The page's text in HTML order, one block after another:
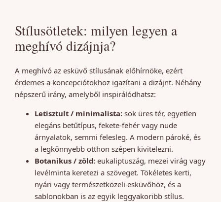
Stílusötletek: milyen legyen a
meghívó dizájnja?
A meghívó az esküvő stílusának előhírnöke, ezért
érdemes a koncepciótokhoz igazítani a dizájnt. Néhány
népszerű irány, amelyből inspirálódhatsz:
Letisztult / minimalista: sok üres tér, egyetlen
elegáns betűtípus, fekete-fehér vagy nude
árnyalatok, semmi felesleg. A modern pároké, és
a legkönnyebb otthon szépen kivitelezni.
Botanikus / zöld: eukaliptuszág, mezei virág vagy
levélminta keretezi a szöveget. Tökéletes kerti,
nyári vagy természetközeli esküvőhöz, és a
sablonokban is az egyik leggyakoribb stílus.